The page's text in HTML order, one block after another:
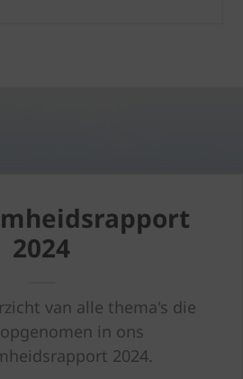
2024
van alle thema's die
in ons
2024.